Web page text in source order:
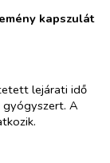
kapszulát
lejárati idő
gyógyszert. A